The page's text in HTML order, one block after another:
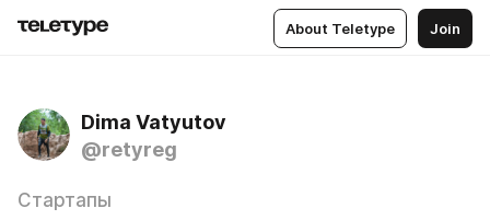
About Teletype Join
Dima Vatyutov
@retyreg
Стартапы